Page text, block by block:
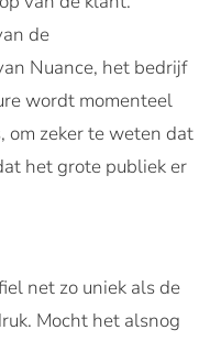
de
Nuance, het bedrijf
wordt momenteel
om zeker te weten dat
het grote publiek er
net zo uniek als de
Mocht het alsnog